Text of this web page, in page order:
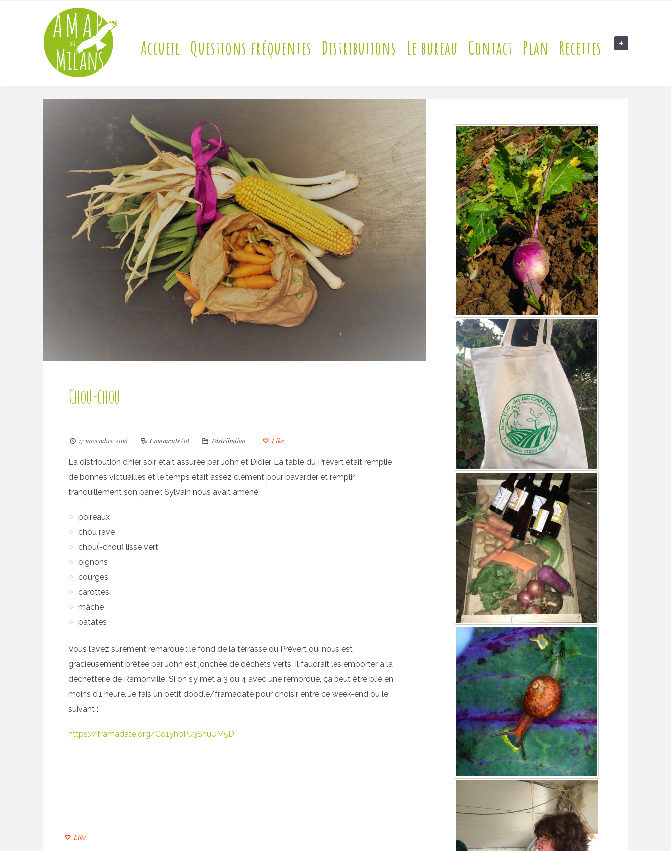
contact@amap-des-milans.fr
Accueil Questions fréquentes Distributions Le bureau Contact Plan Recettes
Chou-chou
17 novembre 2016 Comments (0) Distribution Like
La distribution d’hier soir était assurée par John et Didier. La table du Prévert était remplie
de bonnes victuailles et le temps était assez clément pour bavarder et remplir
tranquillement son panier. Sylvain nous avait amené:
poireaux
chou rave
chou(-chou) lisse vert
oignons
courges
carottes
mâche
patates
Vous l’avez sûrement remarqué : le fond de la terrasse du Prévert qui nous est
gracieusement prêtée par John est jonchée de déchets verts. Il faudrait les emporter à la
déchetterie de Ramonville. Si on s’y met à 3 ou 4 avec une remorque, ça peut être plié en
moins d’1 heure. Je fais un petit doodle/framadate pour choisir entre ce week-end ou le
suivant :
https://framadate.org/Co1yhbPu3ShuUM5D
Like